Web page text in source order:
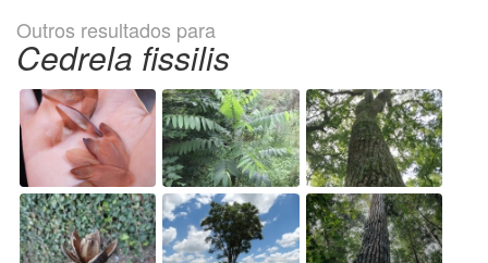
Outros resultados para
Cedrela fissilis